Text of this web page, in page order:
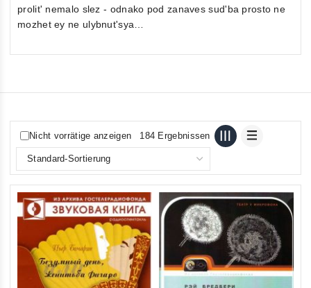
prolit' nemalo slez - odnako pod zanaves sud'ba prosto ne
mozhet ey ne ulybnut'sya…
Nicht vorrätige anzeigen 184 Ergebnissen